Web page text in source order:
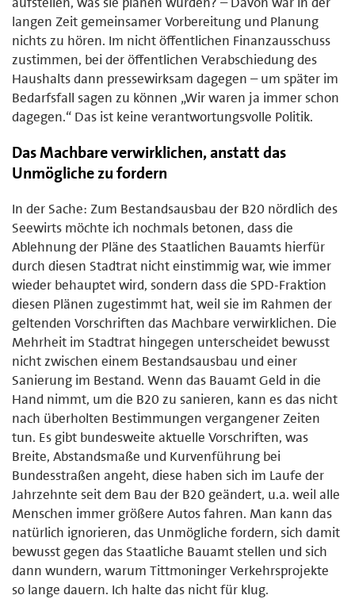
langen Zeit gemeinsamer Vorbereitung und Planung
nichts zu hören. Im nicht öffentlichen Finanzausschuss
zustimmen, bei der öffentlichen Verabschiedung des
Haushalts dann pressewirksam dagegen – um später im
Bedarfsfall sagen zu können „Wir waren ja immer schon
dagegen.“ Das ist keine verantwortungsvolle Politik.
Das Machbare verwirklichen, anstatt das
Unmögliche zu fordern
In der Sache: Zum Bestandsausbau der B20 nördlich des
Seewirts möchte ich nochmals betonen, dass die
Ablehnung der Pläne des Staatlichen Bauamts hierfür
durch diesen Stadtrat nicht einstimmig war, wie immer
wieder behauptet wird, sondern dass die SPD-Fraktion
diesen Plänen zugestimmt hat, weil sie im Rahmen der
geltenden Vorschriften das Machbare verwirklichen. Die
Mehrheit im Stadtrat hingegen unterscheidet bewusst
nicht zwischen einem Bestandsausbau und einer
Sanierung im Bestand. Wenn das Bauamt Geld in die
Hand nimmt, um die B20 zu sanieren, kann es das nicht
nach überholten Bestimmungen vergangener Zeiten
tun. Es gibt bundesweite aktuelle Vorschriften, was
Breite, Abstandsmaße und Kurvenführung bei
Bundesstraßen angeht, diese haben sich im Laufe der
Jahrzehnte seit dem Bau der B20 geändert, u.a. weil alle
Menschen immer größere Autos fahren. Man kann das
natürlich ignorieren, das Unmögliche fordern, sich damit
bewusst gegen das Staatliche Bauamt stellen und sich
dann wundern, warum Tittmoninger Verkehrsprojekte
so lange dauern. Ich halte das nicht für klug.